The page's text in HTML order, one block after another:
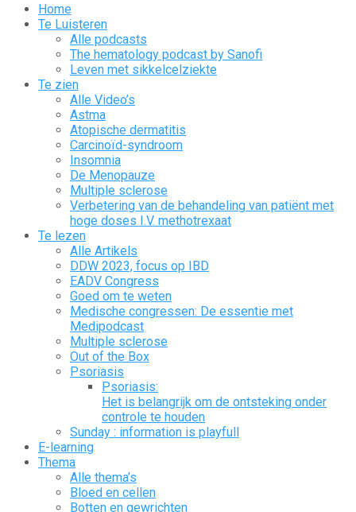
Home
Te Luisteren
Alle podcasts
The hematology podcast by Sanofi
Leven met sikkelcelziekte
Te zien
Alle Video’s
Astma
Atopische dermatitis
Carcinoïd-syndroom
Insomnia
De Menopauze
Multiple sclerose
Verbetering van de behandeling van patiënt met
hoge doses I.V. methotrexaat
Te lezen
Alle Artikels
DDW 2023, focus op IBD
EADV Congress
Goed om te weten
Medische congressen: De essentie met
Medipodcast
Multiple sclerose
Out of the Box
Psoriasis
Psoriasis:
Het is belangrijk om de ontsteking onder
controle te houden
Sunday : information is playfull
E-learning
Thema
Alle thema’s
Bloed en cellen
Botten en gewrichten